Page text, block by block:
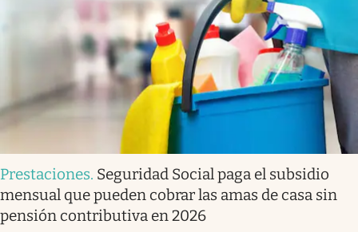
Prestaciones. Seguridad Social paga el subsidio
mensual que pueden cobrar las amas de casa sin
pensión contributiva en 2026